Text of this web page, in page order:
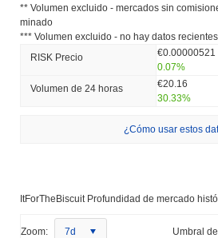
** Volumen excluido - mercados sin
minado
*** Volumen excluido - no hay datos
RISK Precio
€0.00000521
0.07%
Volumen de 24 horas
€20.16
30.33%
¿Cómo usar estos
ItForTheBiscuit Profundidad de mercado
Zoom: 7d Umbral